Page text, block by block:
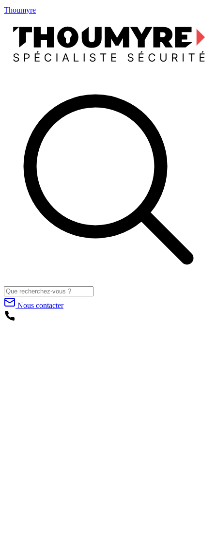
Thoumyre
Nous contacter